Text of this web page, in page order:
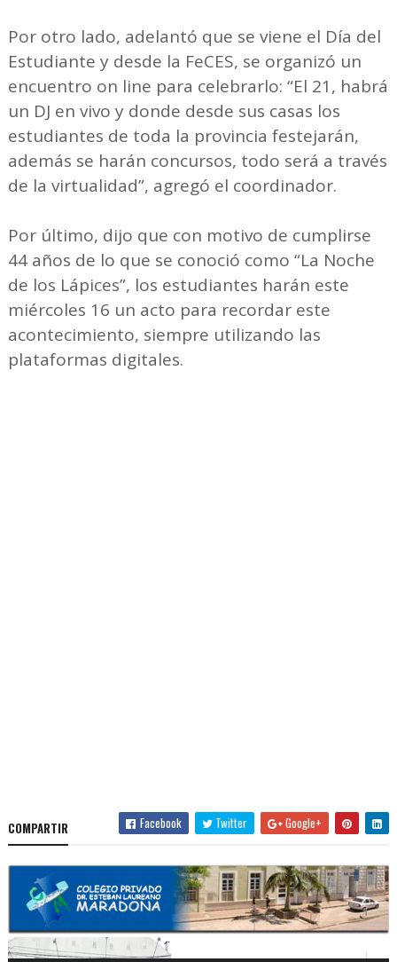
Por otro lado, adelantó que se viene el Día del
Estudiante y desde la FeCES, se organizó un
encuentro on line para celebrarlo: “El 21, habrá
un DJ en vivo y donde desde sus casas los
estudiantes de toda la provincia festejarán,
además se harán concursos, todo será a través
de la virtualidad”, agregó el coordinador.
Por último, dijo que con motivo de cumplirse
44 años de lo que se conoció como “La Noche
de los Lápices”, los estudiantes harán este
miércoles 16 un acto para recordar este
acontecimiento, siempre utilizando las
plataformas digitales.
COMPARTIR Facebook Twitter Google+